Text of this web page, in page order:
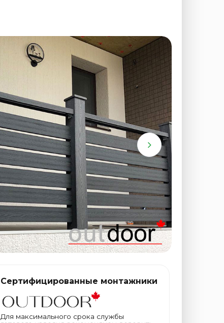
Сертифицированные монтажники
Для максимального срока службы